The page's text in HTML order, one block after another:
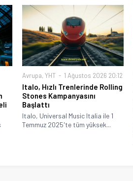
Avrupa, YHT 1 Ağustos 2026 20:12
Italo, Hızlı Trenlerinde Rolling
Stones Kampanyasını
Başlattı
Italo, Universal Music Italia ile 1
Temmuz 2025'te tüm yüksek...